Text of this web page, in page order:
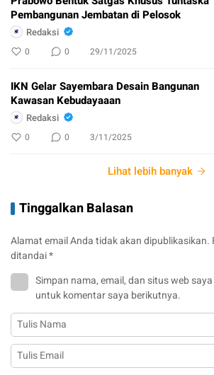
Pembangunan Jembatan di Pelosok
Redaksi
0 0 29/11/2025
IKN Gelar Sayembara Desain Bangunan
Kawasan Kebudayaaan
Redaksi
0 0 3/11/2025
Lihat lebih banyak
Tinggalkan Balasan
Alamat email Anda tidak akan dipublikasikan.
ditandai*
Simpan nama, email, dan situs web
untuk komentar saya berikutnya.